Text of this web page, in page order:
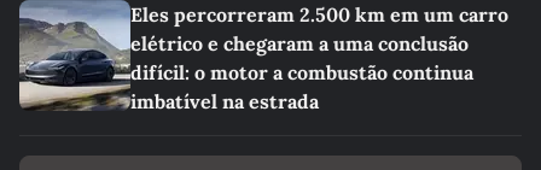
Eles percorreram 2.500 km em um carro
elétrico e chegaram a uma conclusão
difícil: o motor a combustão continua
imbatível na estrada